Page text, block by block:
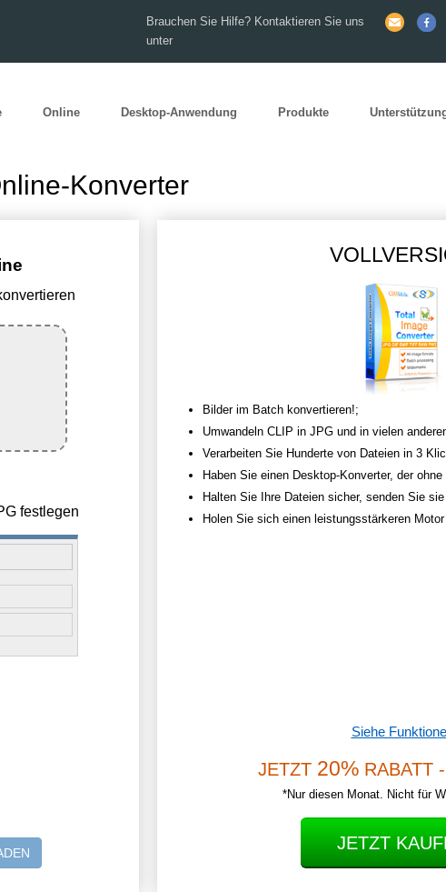
Brauchen Sie Hilfe? Kontaktieren Sie uns
unter
Online Desktop-Anwendung Produkte
Konverter
festlegen
Bilder im Batch konvertieren!;
Umwandeln CLIP in JPG und in vielen
Verarbeiten Sie Hunderte von Dateien in 3
Haben Sie einen Desktop-Konverter, der
Halten Sie Ihre Dateien sicher, senden Sie
Holen Sie sich einen leistungsstärkeren
Siehe
JETZT 20% RABATT -
*Nur diesen Monat. Nicht für
JETZT